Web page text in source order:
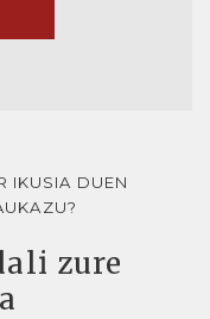
IKUSIA DUEN
zure